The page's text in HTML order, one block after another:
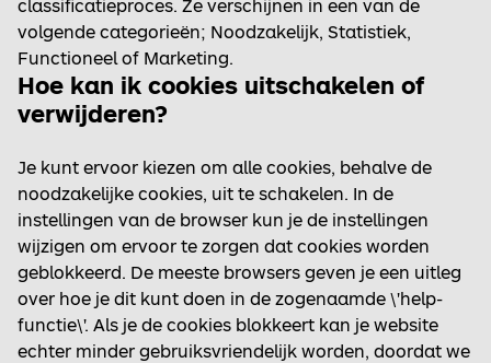
classificatieproces. Ze verschijnen in een van de
volgende categorieën; Noodzakelijk, Statistiek,
Functioneel of Marketing.
Hoe kan ik cookies uitschakelen of
verwijderen?
Je kunt ervoor kiezen om alle cookies, behalve de
noodzakelijke cookies, uit te schakelen. In de
instellingen van de browser kun je de instellingen
wijzigen om ervoor te zorgen dat cookies worden
geblokkeerd. De meeste browsers geven je een uitleg
over hoe je dit kunt doen in de zogenaamde \'help-
functie\'. Als je de cookies blokkeert kan je website
echter minder gebruiksvriendelijk worden, doordat we